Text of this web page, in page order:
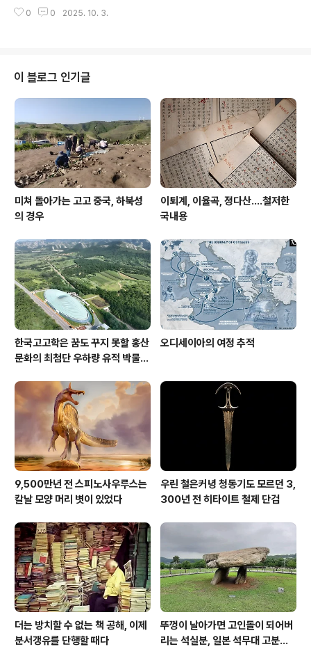
o는 가디언지에 이탈리아 당국이 1월 정기 점검 이후 해당
셀로나에서 열린 유네스코 세계문화정책 및 지속가능발전
네스코는 성명을 통해 이 박물관이 "불법 거래에 대한 인식
을 높이기 위한 공동 전략 수립을 촉구하는 [유엔] 회원국
들의 요청에 따라 개발되었다"고 밝혔다.또한 "유네스코의
1970년 문화재 불법 거래 협약은 가입국들에게 문화재 불
법 거래에 맞서 싸울 것을 촉구하고 있다. 인터폴은 이 시장
이 조직범죄 조직에 의해 점점 더 장악되..
0 0 2025. 10. 3.
이 블로그 인기글
미쳐 돌아가는 고고 중국, 하북성
의 경우
이퇴계, 이율곡, 정다산....철저한
국내용
한국고고학은 꿈도 꾸지 못할 홍산
문화의 최첨단 우하량 유적 박물관
오디세이아의 여정 추적
9,500만년 전 스피노사우루스는
칼날 모양 머리 볏이 있었다
우린 철은커녕 청동기도 모르던 3,
300년 전 히타이트 철제 단검
더는 방치할 수 없는 책 공해, 이제
분서갱유를 단행할 때다
뚜껑이 날아가면 고인돌이 되어버
리는 석실분, 일본 석무대 고분의